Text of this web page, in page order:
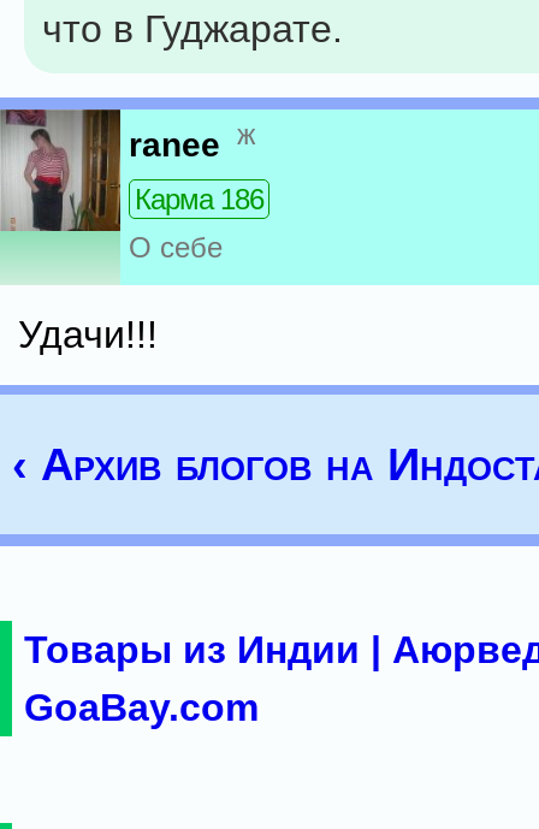
что в Гуджарате.
ranee ж
Карма 186
О себе
Удачи!!!
‹ Архив блогов на
Товары из Индии |
GoaBay.com